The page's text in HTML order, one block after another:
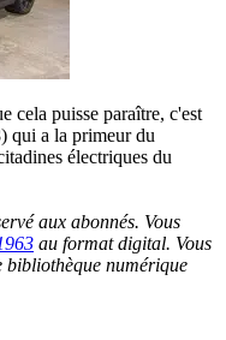
cela puisse paraître, c'est
qui a la primeur du
électriques du
aux abonnés. Vous
au format digital. Vous
bibliothèque numérique